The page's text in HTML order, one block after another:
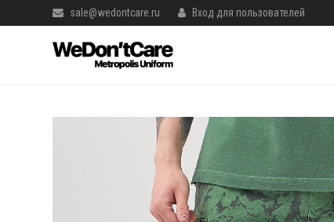
sale@wedontcare.ru Вход для пользователей